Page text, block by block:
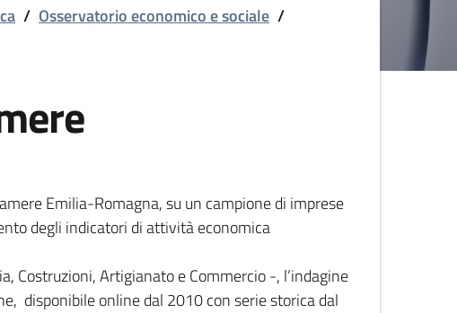
/ Osservatorio economico e sociale /
Emilia-Romagna, su un campione di imprese
degli indicatori di attività economica
Costruzioni, Artigianato e Commercio -, l’indagine
disponibile online dal 2010 con serie storica dal